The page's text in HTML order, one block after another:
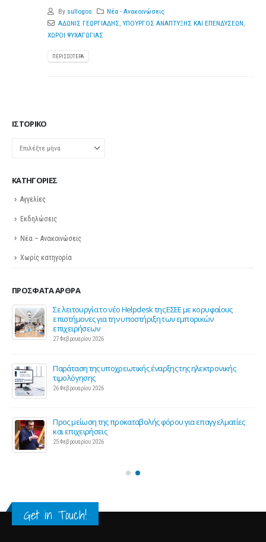
By sullogos
Νέα - Ανακοινώσεις
ΑΔΩΝΙΣ ΓΕΩΡΓΙΑΔΗΣ, ΥΠΟΥΡΓΟΣ ΑΝΑΠΤΥΞΗΣ ΚΑΙ ΕΠΕΝΔΥΣΕΩΝ,
ΧΩΡΟΙ ΨΥΧΑΓΩΓΙΑΣ
ΠΕΡΙΣΣΌΤΕΡΑ
ΙΣΤΟΡΙΚΌ
Ιστορικό
KΑΤΗΓΟΡΊΕΣ
Αγγελίες
Εκδηλώσεις
Νέα – Ανακοινώσεις
Χωρίς κατηγορία
ΠΡΌΣΦΑΤΑ ΆΡΘΡΑ
Σε λειτουργία το νέο Helpdesk της ΕΣΕΕ με κορυφαίους
επιστήμονες για την υποστήριξη των εμπορικών
επιχειρήσεων
27 Φεβρουαρίου 2026
Παράταση της υποχρεωτικής έναρξης της ηλεκτρονικής
τιμολόγησης
26 Φεβρουαρίου 2026
Προς μείωση της προκαταβολής φόρου για επαγγελματίες
και επιχειρήσεις
25 Φεβρουαρίου 2026
Get in Touch!